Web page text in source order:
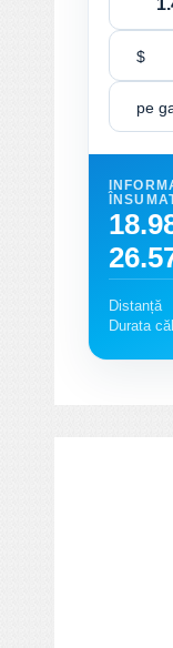
$
pe
Distanță
Durata